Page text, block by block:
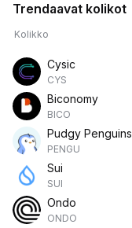
Trendaavat kolikot
Kolikko
Cysic
CYS
Biconomy
BICO
Pudgy Penguins
PENGU
Sui
SUI
Ondo
ONDO